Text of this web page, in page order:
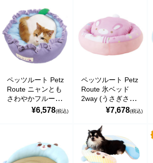
ペッツルート Petz
Route ニャンとも
さわやかフルーツ
(ブルーベリー) 暑
冷感 天然い草使用
563257
¥6,578(税込)
ペッツルート Petz
Route 氷ベッド
2way (うさぎさん
ピンク) 暑さ対策
犬猫ベッド ペット
ソファ 563134
¥7,678(税込)
**夏期休業日のお知らせ**
2024年8月14日(水)
夏期休業日とさせていただきます。そのため
ら8月16日(金)14:00の間のご注文分の発送は、
す。ご了承のほどお願い申し上げます。
■Amaricoドッグフード グレインフリー成犬用
Amaricoドッグフード
■ステイロイヤル グレインフリー ドッグフード
たしました。
輸送遅延のため入荷が遅れておりました。まこ